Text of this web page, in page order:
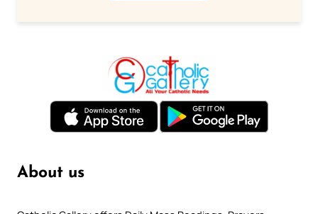
About us